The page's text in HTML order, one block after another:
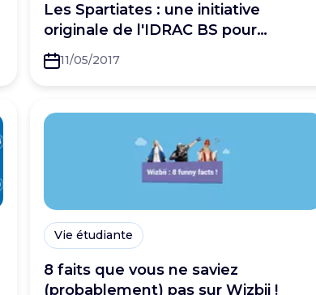
Les Spartiates : une initiative
originale de l'IDRAC BS pour
challenger ses étudiants
11/05/2017
Vie étudiante
8 faits que vous ne saviez
(probablement) pas sur Wizbii !